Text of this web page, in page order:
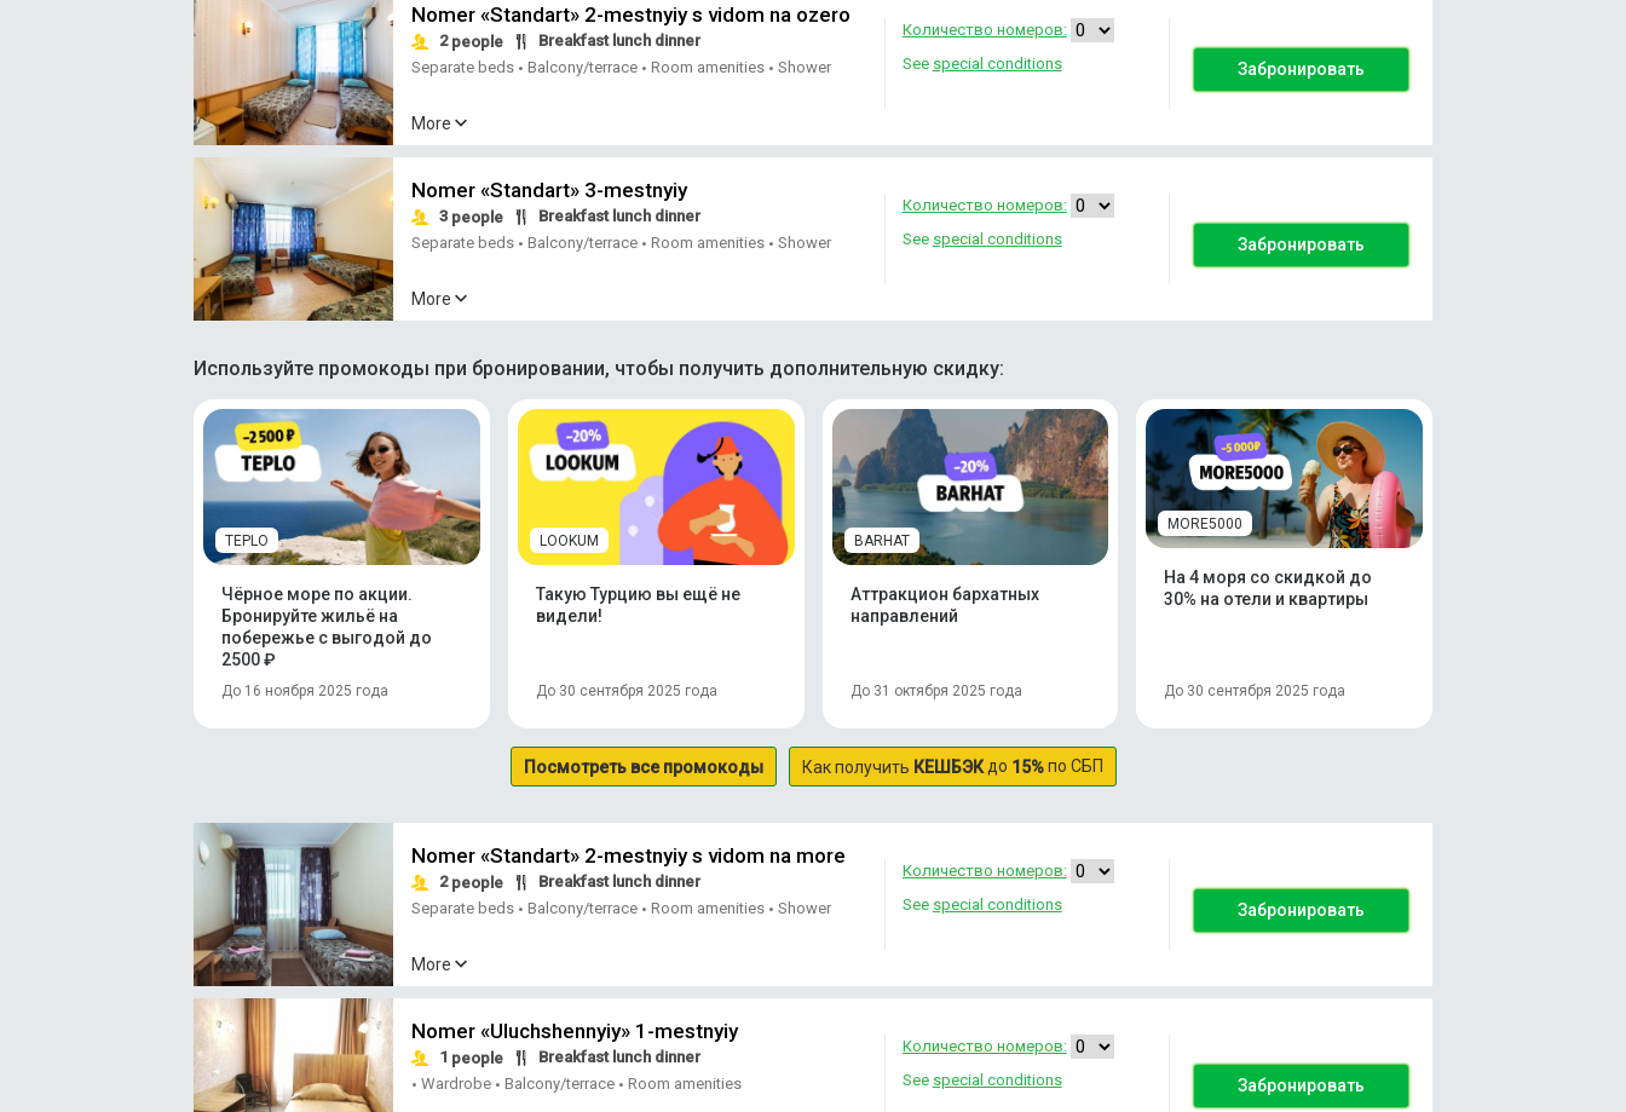
Nomer «Standart» 2-mestnyiy s vidom na ozero
2people
Breakfast lunch dinner
Separate beds • Balcony/terrace • Room amenities • Shower
More
Количество номеров:
See special conditions Забронировать
Nomer «Standart» 3-mestnyiy
3 people
Breakfast lunch dinner
Separate beds • Balcony/terrace • Room amenities • Shower
More
Количество номеров:
See special conditions Забронировать
Используйте промокоды при бронировании, чтобы получить дополнительную скидку:
TEPLO
Чёрное море по акции.
Бронируйте жильё на
побережье с выгодой до
2500 ₽
До 16 ноября 2025 года
LOOKUM
Такую Турцию вы ещё не
видели!
До 30 сентября 2025 года
BARHAT
Аттракцион бархатных
направлений
До 31 октября 2025 года
MORE5000
На 4 моря со скидкой до
30% на отели и квартиры
До 30 сентября 2025 года
Посмотреть все промокоды Как получить КЕШБЭКдо 15%по СБП
Nomer «Standart» 2-mestnyiy s vidom na more
2people
Breakfast lunch dinner
Separate beds • Balcony/terrace • Room amenities • Shower
More
Количество номеров:
See special conditions Забронировать
Nomer «Uluchshennyiy» 1-mestnyiy
1 people
Breakfast lunch dinner
• Wardrobe • Balcony/terrace • Room amenities
Количество номеров:
See special conditions Забронировать